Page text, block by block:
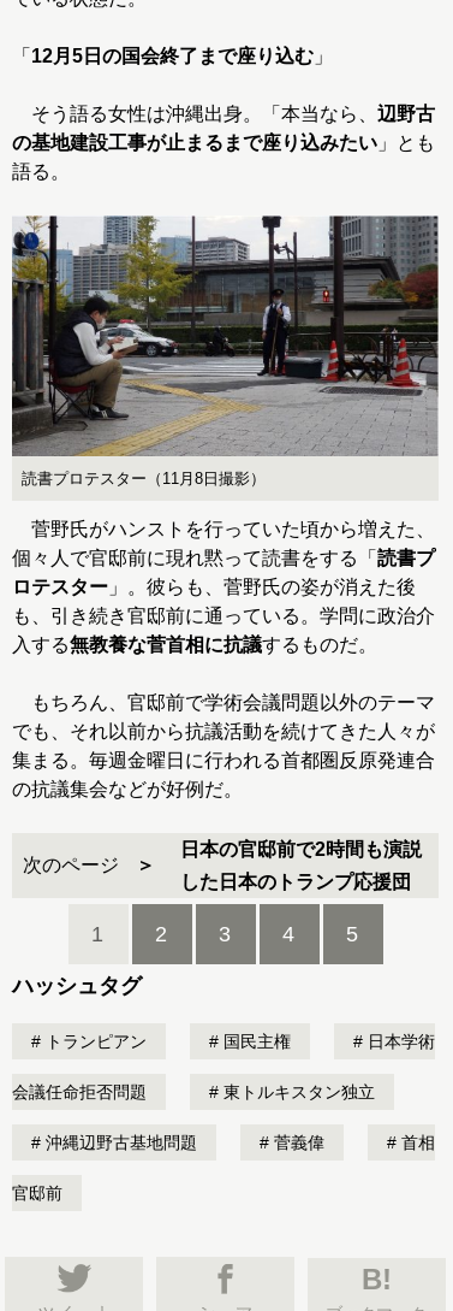
「 12月5日の国会終了まで座り込む 」
そう語る女性は沖縄出身。「本当なら、 辺野古
の基地建設工事が止まるまで座り込みたい 」とも
語る。
読書プロテスター（11月8日撮影）
菅野氏がハンストを行っていた頃から増えた、
個々人で官邸前に現れ黙って読書をする「 読書プ
ロテスター 」。彼らも、菅野氏の姿が消えた後
も、引き続き官邸前に通っている。学問に政治介
入する無教養な菅首相に抗議するものだ。
もちろん、官邸前で学術会議問題以外のテーマ
でも、それ以前から抗議活動を続けてきた人々が
集まる。毎週金曜日に行われる首都圏反原発連合
の抗議集会などが好例だ。
次のページ
日本の官邸前で2時間も演説
した日本のトランプ応援団
1 2 3 4 5
ハッシュタグ
トランピアン 国民主権 日本学術
会議任命拒否問題 東トルキスタン独立
沖縄辺野古基地問題 菅義偉 首相
官邸前
B!